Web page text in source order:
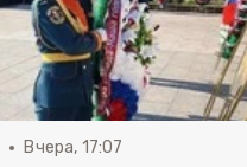
Вчера, 17:07